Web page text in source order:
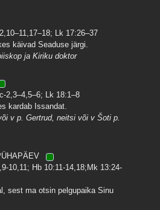
Lk 17:26–37
käivad Seaduse järgi.
ja Kiriku doktor
2,3–4,5–6; Lk 18:1–8
kardab Issandat.
v p. Gertrud, neitsi või v Šoti p.
10,11; Hb 10:11-14,18;Mk 13:24-
sest ma otsin pelgupaika Sinu